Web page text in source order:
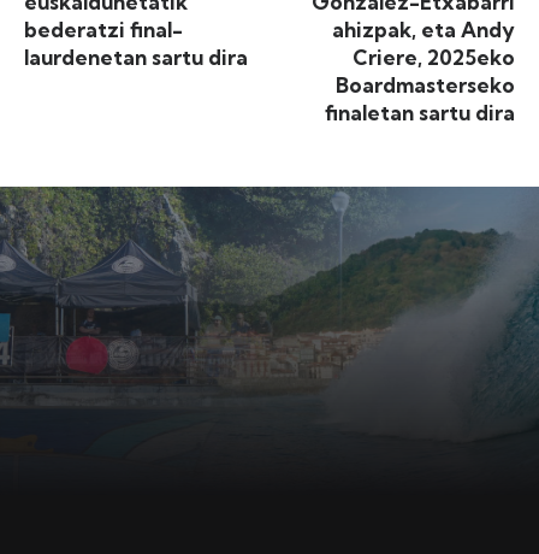
bederatzi final-
laurdenetan sartu dira
ahizpak, eta Andy
Criere, 2025eko
Boardmasterseko
finaletan sartu dira